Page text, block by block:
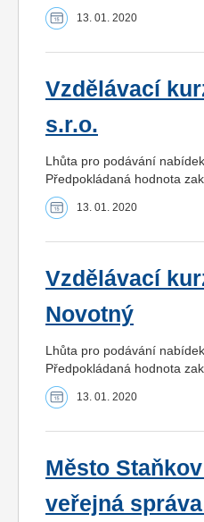
13. 01. 2020
Vzdělávací
s.r.o.
Lhůta pro podávání
Předpokládaná hodnota
13. 01. 2020
Vzdělávací
Novotný
Lhůta pro podávání
Předpokládaná hodnota
13. 01. 2020
Město
veřejná